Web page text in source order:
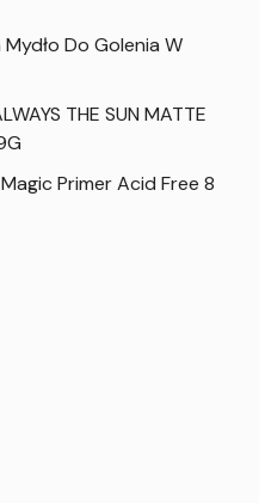
Do Golenia W
THE SUN MATTE
Primer Acid Free 8